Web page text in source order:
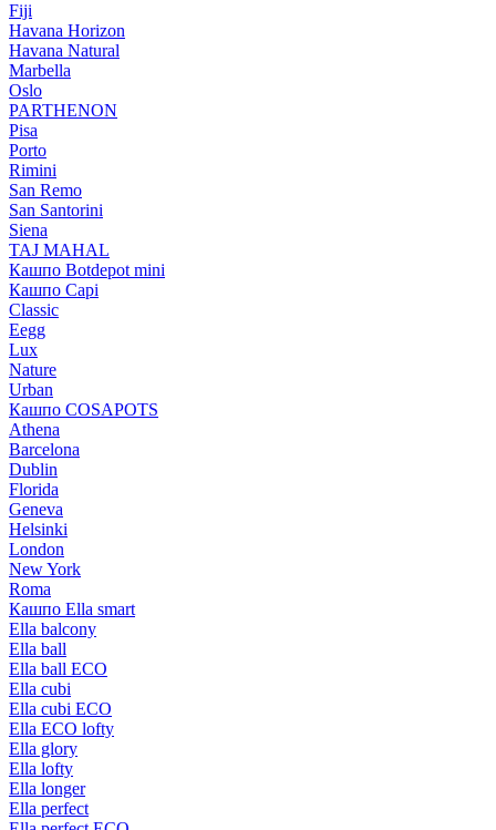
Fiji
Havana Horizon
Havana Natural
Marbella
Oslo
PARTHENON
Pisa
Porto
Rimini
San Remo
San Santorini
Siena
TAJ MAHAL
Кашпо Botdepot mini
Кашпо Capi
Classic
Eegg
Lux
Nature
Urban
Кашпо COSAPOTS
Athena
Barcelona
Dublin
Florida
Geneva
Helsinki
London
New York
Roma
Кашпо Ella smart
Ella balcony
Ella ball
Ella ball ECO
Ella cubi
Ella cubi ECO
Ella ECO lofty
Ella glory
Ella lofty
Ella longer
Ella perfect